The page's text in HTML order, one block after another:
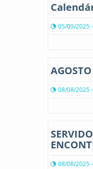
05/09/2025
08/08/2025
08/08/2025